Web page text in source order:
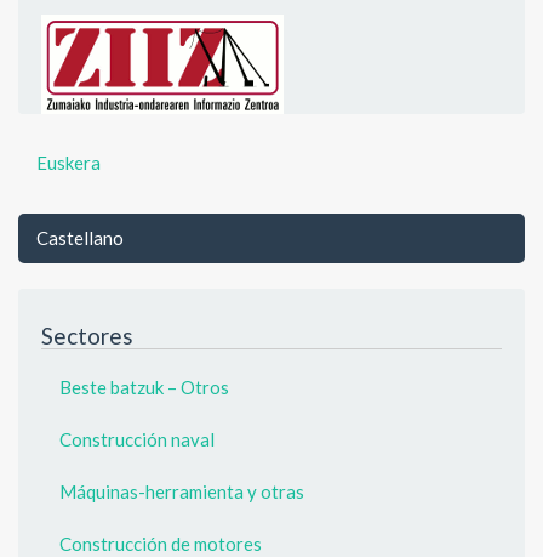
Euskera
Castellano
Sectores
Beste batzuk – Otros
Construcción naval
Máquinas-herramienta y otras
Construcción de motores